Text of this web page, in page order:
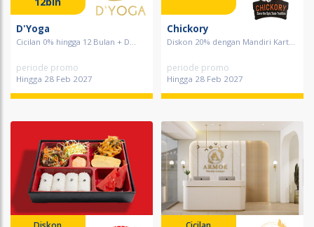
D'Yoga
Cicilan 0% hingga 12 Bulan + D...
periode promo
Hingga 28 Feb 2027
Chickory
Diskon 20% dengan Mandiri Kart...
periode promo
Hingga 28 Feb 2027